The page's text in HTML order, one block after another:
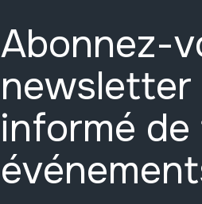
Abonnez-
newsletter
informé